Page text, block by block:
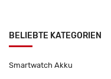
BELIEBTE KATEGORIEN
Smartwatch Akku